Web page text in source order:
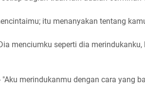
itu menanyakan tentang
menciumku seperti dia
"Aku merindukanmu dengan cara yang